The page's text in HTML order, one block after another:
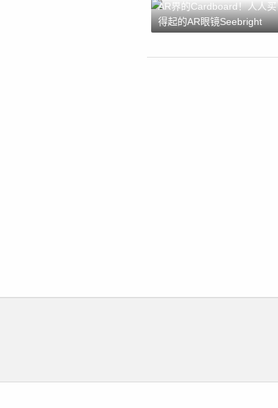
AR界的Cardboard！人人买
得起的AR眼镜Seebright